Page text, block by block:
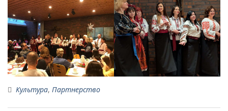
Культура, Партнерство